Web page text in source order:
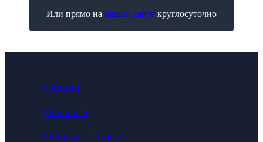
Или прямо на нашем сайтекруглосуточно
Акции
Новости
Статьи / Помощь